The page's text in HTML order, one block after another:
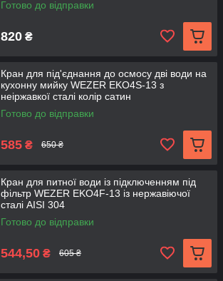
Готово до відправки
820 ₴
Кран для під'єднання до осмосу дві води на
кухонну мийку WEZER EKO4S-13 з
неіржавкої сталі колір сатин
Готово до відправки
585 ₴ 650 ₴
Кран для питної води із підключенням під
фільтр WEZER EKO4F-13 із нержавіючої
сталі AISI 304
Готово до відправки
544,50 ₴ 605 ₴